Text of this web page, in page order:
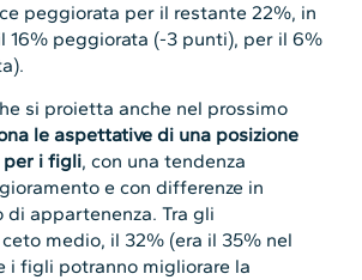
peggiorata per il restante 22%, in
16% peggiorata (-3 punti), per il 6%
si proietta anche nel prossimo
le aspettative di una posizione
per i figli, con una tendenza
e con differenze in
di appartenenza. Tra gli
medio, il 32% (era il 35% nel
i figli potranno migliorare la